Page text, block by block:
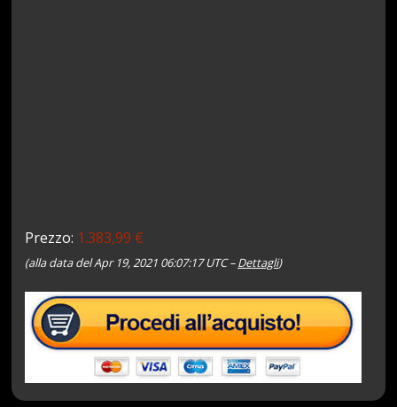
Prezzo: 1.383,99 €
(alla data del Apr 19, 2021 06:07:17 UTC –Dettagli)